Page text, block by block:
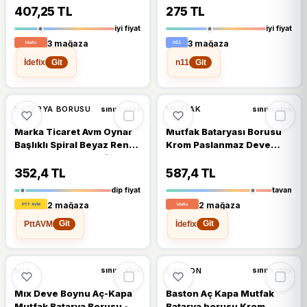
KADEMELİ 360 DERECE
YAYLI VAKUMLU AMBALAJ
(2818)
407,25 TL
iyi fiyat
3 mağaza
İdefix
Git
275 TL
iyi fiyat
3 mağaza
n11
Git
BATARYA BORUSU sınırlı stok
Marka Ticaret Avm Oynar
Başlıklı Spiral Beyaz Renkli
Kubar Lavabo, Mutfak
Esnek Musluk Siyah
352,4 TL
dip fiyat
2 mağaza
PttAVM
Git
MUTFAK sınırlı stok
Mutfak Bataryası Borusu
Krom Paslanmaz Deve
Başa 19 Cm
587,4 TL
tavan
2 mağaza
İdefix
Git
MIX sınırlı stok
Mix Deve Boynu Aç-Kapa
BASTON sınırlı stok
Baston Aç Kapa Mutfak